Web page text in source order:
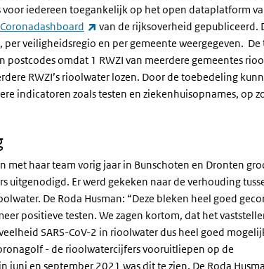
voor iedereen toegankelijk op het open dataplatform
Coronadashboard (externe link)
van de rijksoverheid gepubliceerd.
veiligheidsregio en per gemeente weergegeven.
postcodes omdat 1 RWZI van meerdere gemeentes
RWZI’s rioolwater lozen. Door de toebedeling
indicatoren zoals testen en ziekenhuisopnames, op
met haar team vorig jaar in Bunschoten en Dronten
Er werd gekeken naar de verhouding
De Roda Husman: “Deze bleken heel goed
positieve testen. We zagen kortom, dat het
SARS-CoV-2 in rioolwater dus heel goed
- de rioolwatercijfers vooruitliepen op de
en september 2021 was dit te zien. De Roda